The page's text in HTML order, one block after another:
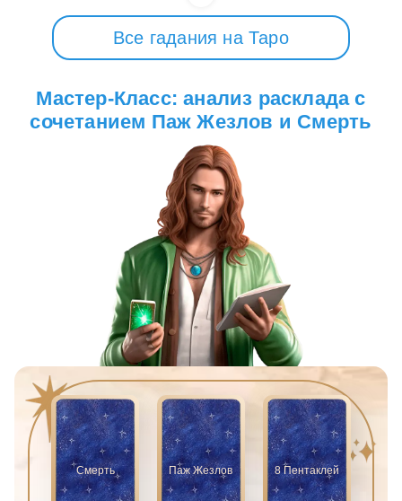
Все гадания на Таро
Мастер-Класс: анализ расклада с
сочетанием Паж Жезлов и Смерть
Смерть Паж Жезлов 8 Пентаклей